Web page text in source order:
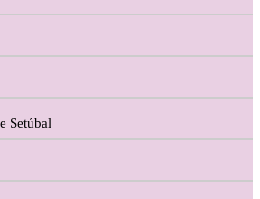
Migueis Douro
Alentejo
João - Bairrada
Setúbal